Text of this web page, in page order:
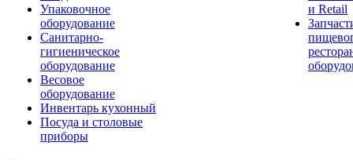
Упаковочное
оборудование
Санитарно-
гигиеническое
оборудование
Весовое
оборудование
Инвентарь кухонный
Посуда и столовые
приборы
и Retail